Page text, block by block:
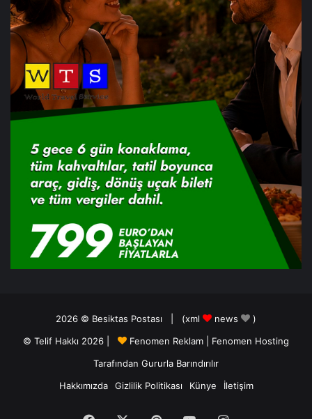
2026 © Besiktas Postası | (xml news
)
© Telif Hakkı 2026 |
Fenomen Reklam
Fenomen Hosting
Tarafından Gururla Barındırılır
Hakkımızda
Gizlilik Politikası Künye İletişim